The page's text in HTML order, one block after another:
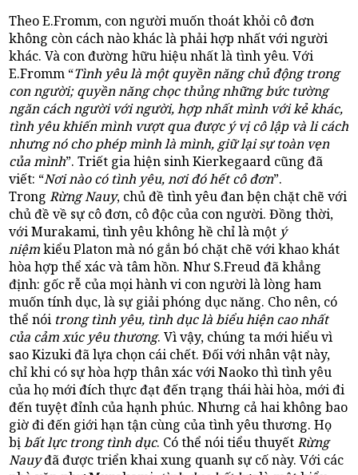
Theo E.Fromm, con người muốn thoát khỏi cô đơn
không còn cách nào khác là phải hợp nhất với người
khác. Và con đường hữu hiệu nhất là tình yêu. Với
E.Fromm “Tình yêu là một quyền năng chủ động trong
con người; quyền năng chọc thủng những bức tường
ngăn cách người với người, hợp nhất mình với kẻ khác,
tình yêu khiến mình vượt qua được ý vị cô lập và li cách
nhưng nó cho phép mình là mình, giữ lại sự toàn vẹn
của mình”. Triết gia hiện sinh Kierkegaard cũng đã
viết: “Nơi nào có tình yêu, nơi đó hết cô đơn”.
Trong Rừng Nauy, chủ đề tình yêu đan bện chặt chẽ với
chủ đề về sự cô đơn, cô độc của con người. Đồng thời,
với Murakami, tình yêu không hề chỉ là một ý
niệmkiểu Platon mà nó gắn bó chặt chẽ với khao khát
hòa hợp thể xác và tâm hồn. Như S.Freud đã khẳng
định: gốc rễ của mọi hành vi con người là lòng ham
muốn tính dục, là sự giải phóng dục năng. Cho nên, có
thể nói trong tình yêu, tình dục là biểu hiện cao nhất
của cảm xúc yêu thương. Vì vậy, chúng ta mới hiểu vì
sao Kizuki đã lựa chọn cái chết. Đối với nhân vật này,
chỉ khi có sự hòa hợp thân xác với Naoko thì tình yêu
của họ mới đích thực đạt đến trạng thái hài hòa, mới đi
đến tuyệt đỉnh của hạnh phúc. Nhưng cả hai không bao
giờ đi đến giới hạn tận cùng của tình yêu thương. Họ
bịbất lực trong tình dục. Có thể nói tiểu thuyếtRừng
Nauyđã được triển khai xung quanh sự cố này. Với các